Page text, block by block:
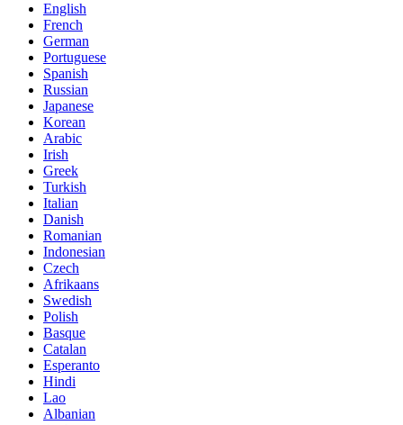
English
French
German
Portuguese
Spanish
Russian
Japanese
Korean
Arabic
Irish
Greek
Turkish
Italian
Danish
Romanian
Indonesian
Czech
Afrikaans
Swedish
Polish
Basque
Catalan
Esperanto
Hindi
Lao
Albanian